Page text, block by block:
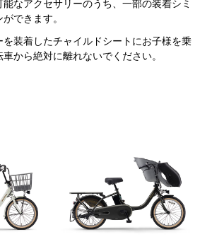
なアクセサリーのうち、一部の装着シミ
できます。
を装着したチャイルドシートにお子様を乗
から絶対に離れないでください。